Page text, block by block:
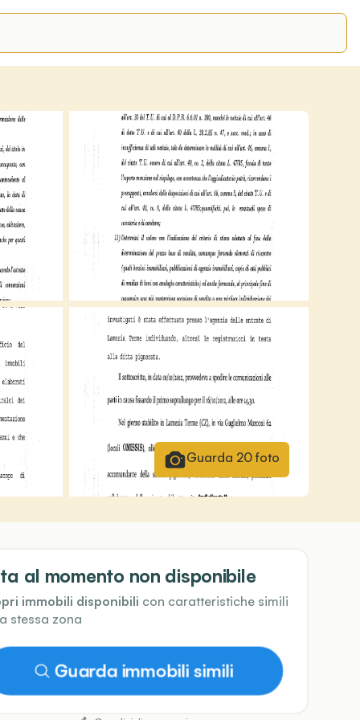
Guarda 20foto
al momento non disponibile
immobili disponibili con caratteristiche simili
stessa zona
Guarda immobili simili